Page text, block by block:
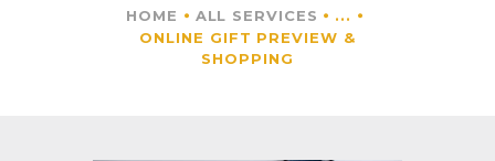
HOME ALL SERVICES
...
ONLINE GIFT PREVIEW &
SHOPPING